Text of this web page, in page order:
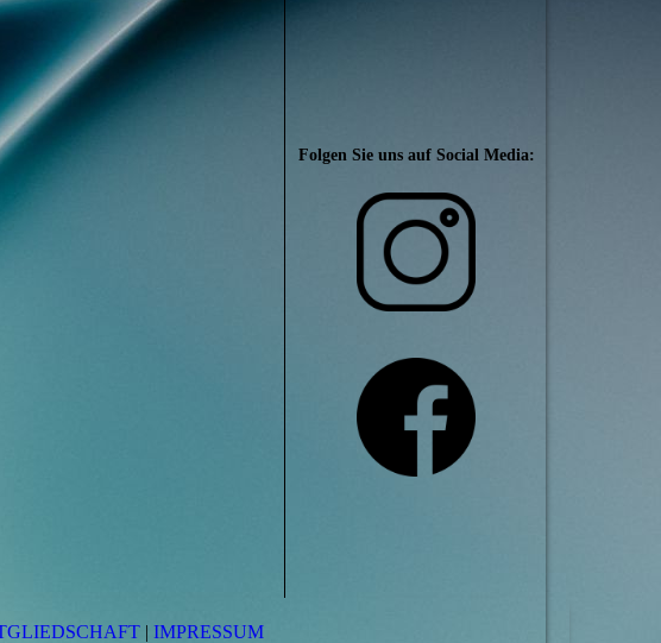
Folgen Sie uns auf Social Media:
| IMPRESSUM